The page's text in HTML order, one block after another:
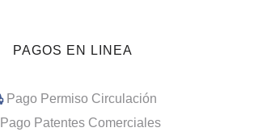
PAGOS EN LINEA
Pago Permiso Circulación
Pago Patentes Comerciales